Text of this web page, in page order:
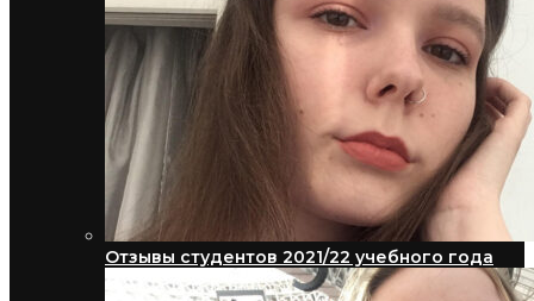
Отзывы студентов 2021/22 учебного года